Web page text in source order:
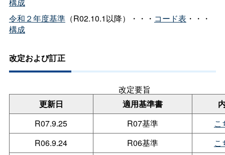
令和２年度基準（R02.10.1以降）・・・ コード表 ・・・
構成
改定および訂正
改定要旨
更新日
適用基準書
R07.9.25
R07基準
こ
R06.9.24
R06基準
こ